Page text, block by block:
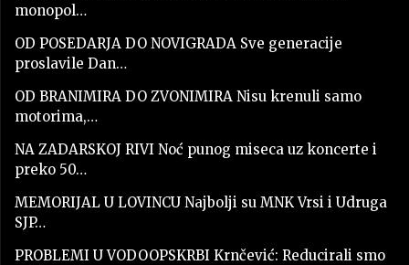
monopol…
OD POSEDARJA DO NOVIGRADA Sve generacije
proslavile Dan…
OD BRANIMIRA DO ZVONIMIRA Nisu krenuli samo
motorima,…
NA ZADARSKOJ RIVI Noć punog miseca uz koncerte i
preko 50…
MEMORIJAL U LOVINCU Najbolji su MNK Vrsi i Udruga
SJP…
PROBLEMI U VODOOPSKRBI Krnčević: Reducirali smo